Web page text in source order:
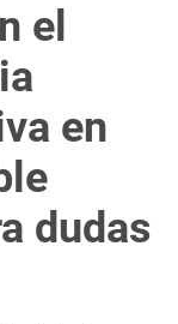
el
en
dudas